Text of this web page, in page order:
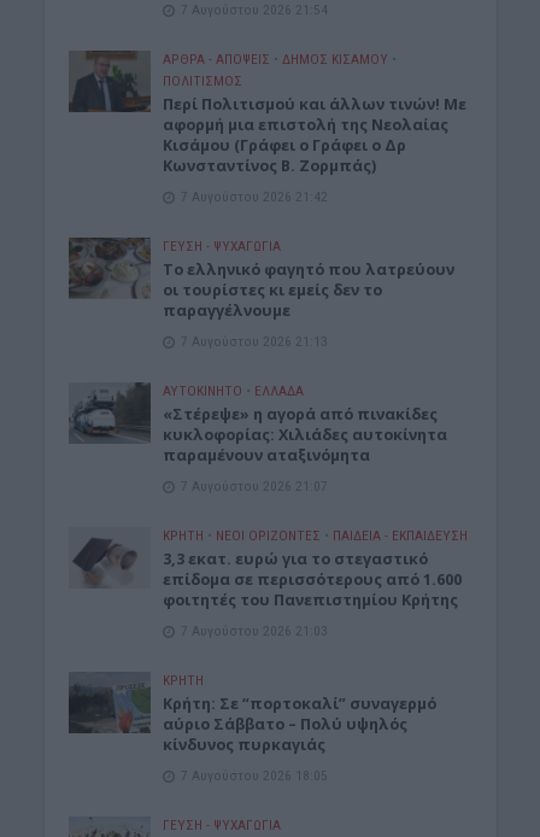
7 Αυγούστου 2026 21:54
ΑΡΘΡΑ - ΑΠΟΨΕΙΣ • ΔΉΜΟΣ ΚΙΣΆΜΟΥ •
ΠΟΛΙΤΙΣΜΟΣ
Περί Πολιτισμού και άλλων τινών! Mε
αφορμή μια επιστολή της Νεολαίας
Κισάμου (Γράφει ο Γράφει ο Δρ
Κωνσταντίνος Β. Ζορμπάς)
7 Αυγούστου 2026 21:42
ΓΕΎΣΗ - ΨΥΧΑΓΩΓΊΑ
Το ελληνικό φαγητό που λατρεύουν
οι τουρίστες κι εμείς δεν το
παραγγέλνουμε
7 Αυγούστου 2026 21:13
ΑΥΤΟΚΙΝΗΤΟ • ΕΛΛΑΔΑ
«Στέρεψε» η αγορά από πινακίδες
κυκλοφορίας: Χιλιάδες αυτοκίνητα
παραμένουν αταξινόμητα
7 Αυγούστου 2026 21:07
ΚΡΗΤΗ • ΝΕΟΙ ΟΡΙΖΟΝΤΕΣ • ΠΑΙΔΕΙΑ - ΕΚΠΑΙΔΕΥΣΗ
3,3 εκατ. ευρώ για το στεγαστικό
επίδομα σε περισσότερους από 1.600
φοιτητές του Πανεπιστημίου Κρήτης
7 Αυγούστου 2026 21:03
ΚΡΗΤΗ
Κρήτη: Σε “πορτοκαλί” συναγερμό
αύριο Σάββατο – Πολύ υψηλός
κίνδυνος πυρκαγιάς
7 Αυγούστου 2026 18:05
ΓΕΎΣΗ - ΨΥΧΑΓΩΓΊΑ